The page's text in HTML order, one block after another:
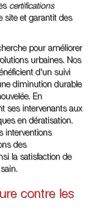
certifications
site et garantit des
pour améliorer
urbaines. Nos
d'un suivi
diminution durable
En
ses intervenants aux
en dératisation.
interventions
des
la satisfaction de
contre les